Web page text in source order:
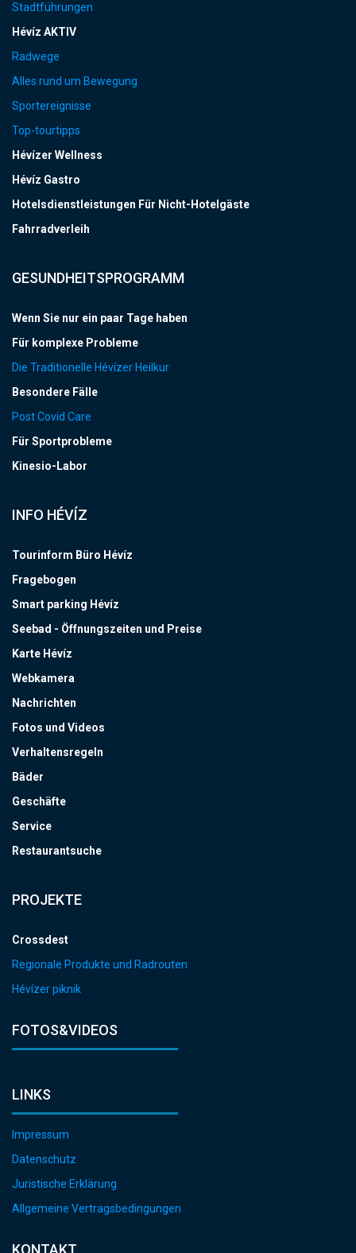
Stadtführungen
Hévíz AKTIV
Radwege
Alles rund um Bewegung
Sportereignisse
Top-tourtipps
Hévízer Wellness
Hévíz Gastro
Hotelsdienstleistungen Für Nicht-Hotelgäste
Fahrradverleih
GESUNDHEITSPROGRAMM
Wenn Sie nur ein paar Tage haben
Für komplexe Probleme
Die Traditionelle Hévízer Heilkur
Besondere Fälle
Post Covid Care
Für Sportprobleme
Kinesio-Labor
INFO HÉVÍZ
Tourinform Büro Hévíz
Fragebogen
Smart parking Hévíz
Seebad - Öffnungszeiten und Preise
Karte Hévíz
Webkamera
Nachrichten
Fotos und Videos
Verhaltensregeln
Bäder
Geschäfte
Service
Restaurantsuche
PROJEKTE
Crossdest
Regionale Produkte und Radrouten
Hévízer piknik
FOTOS&VIDEOS
LINKS
Impressum
Datenschutz
Juristische Erklärung
Allgemeine Vertragsbedingungen